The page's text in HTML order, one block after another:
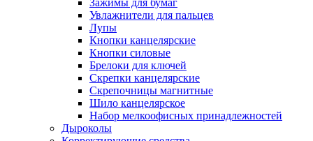
Зажимы для бумаг
Увлажнители для пальцев
Лупы
Кнопки канцелярские
Кнопки силовые
Брелоки для ключей
Скрепки канцелярские
Скрепочницы магнитные
Шило канцелярское
Набор мелкоофисных принадлежностей
Дыроколы